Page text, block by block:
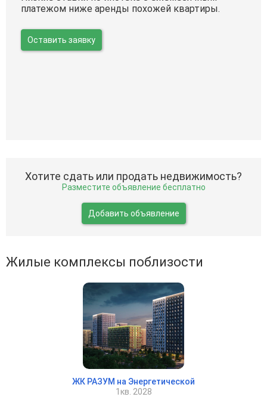
платежом ниже аренды похожей квартиры.
Оставить заявку
Хотите сдать или продать недвижимость?
Разместите объявление бесплатно
Добавить объявление
Жилые комплексы поблизости
ЖК РАЗУМ на Энергетической
1кв. 2028